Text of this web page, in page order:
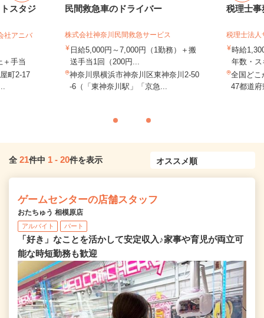
スタジ
社アニバ
＋手当
屋町2-17
民間救急車のドライバー
株式会社神奈川民間救急サービス
日給5,000円～7,000円（1勤務）＋搬
送手当1回（200円...
神奈川県横浜市神奈川区東神奈川2-50
-6（「東神奈川駅」「京急...
税理士事
税理士法人
時給
年数・
全国どこ
47都道
全 21件中 1 - 20件を表示
ゲームセンターの店舗スタッフ
おたちゅう 相模原店
アルバイト パート
「好き」なことを活かして安定収入♪家事や育児が両立可
能な時短勤務も歓迎